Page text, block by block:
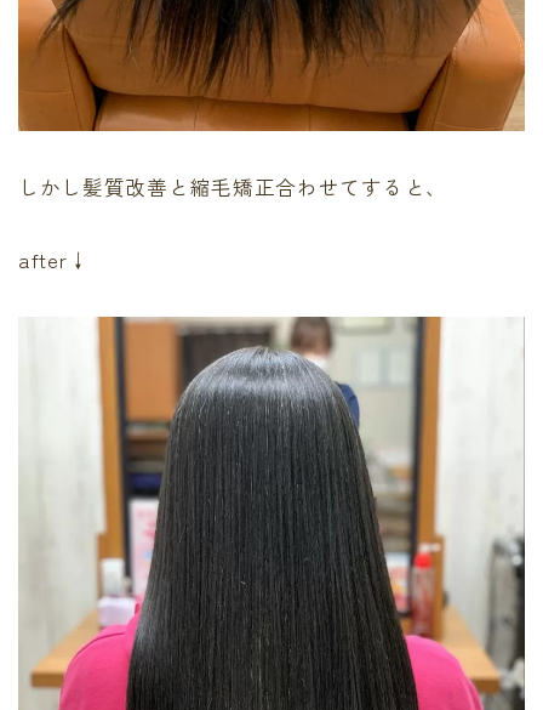
しかし髪質改善と縮毛矯正合わせてすると、
after↓